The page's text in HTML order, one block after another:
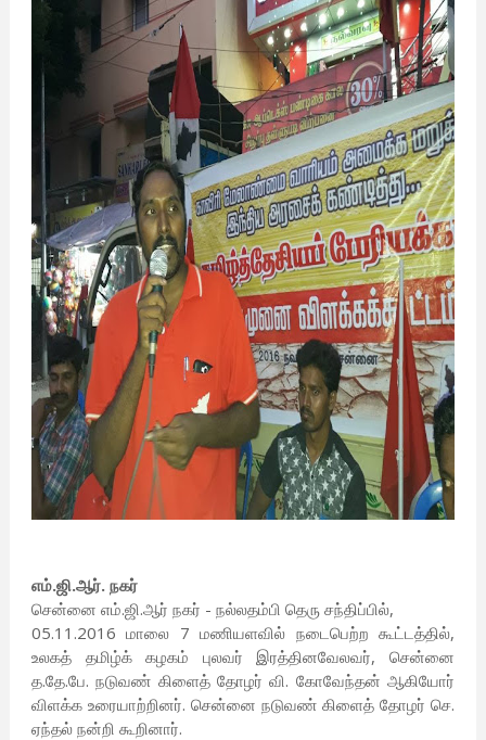
எம்.ஜி.ஆர். நகர்
சென்னை எம்.ஜி.ஆர் நகர் - நல்லதம்பி தெரு சந்திப்பில்,
05.11.2016 மாலை 7 மணியளவில் நடைபெற்ற கூட்டத்தில்,
உலகத் தமிழ்க் கழகம் புலவர் இரத்தினவேலவர், சென்னை
த.தே.பே. நடுவண் கிளைத் தோழர் வி. கோவேந்தன் ஆகியோர்
விளக்க உரையாற்றினர். சென்னை நடுவண் கிளைத் தோழர் செ.
ஏந்தல் நன்றி கூறினார்.